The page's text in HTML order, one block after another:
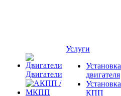
Двигатели
Услуги
Установка
двигателя
Установка
КПП